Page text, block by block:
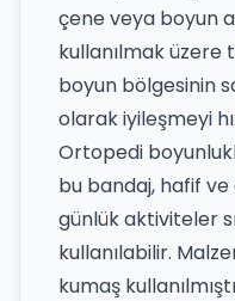
çene veya boyun
kullanılmak üzere
boyun bölgesinin
olarak iyileşmeyi
Ortopedi
bu bandaj, hafif ve
günlük aktiviteler
kullanılabilir.
kumaş